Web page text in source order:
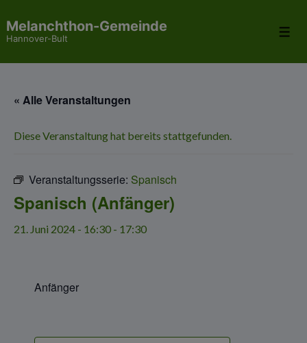
Zum
Melanchthon-Gemeinde
Hannover-Bult
« Alle Veranstaltungen
Diese Veranstaltung hat bereits stattgefunden.
Veranstaltungsserie: Spanisch
Spanisch (Anfänger)
21. Juni 2024 - 16:30 - 17:30
Anfänger